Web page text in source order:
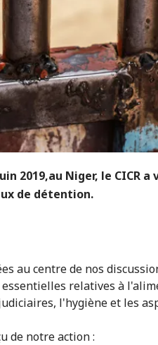
2019,au Niger, le CICR
de détention.
au centre de nos
relatives à
l'hygiène et les
de notre action :